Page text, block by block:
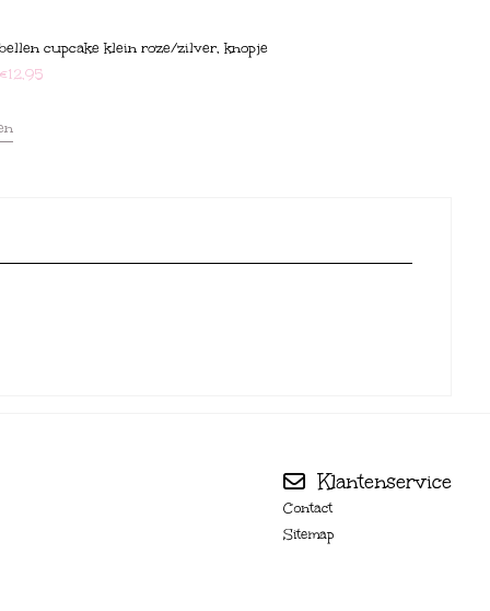
cupcake klein roze/zilver, knopje
€12,95
Klantenservice
Contact
Sitemap